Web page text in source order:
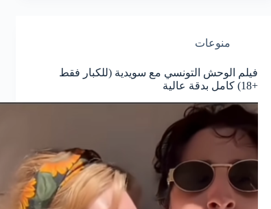
منوعات
فيلم الوحش التونسي مع سويدية (للكبار فقط
+18) كامل بدقة عالية